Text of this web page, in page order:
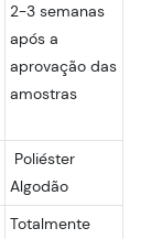
2-3 semanas
após a
aprovação das
amostras
Poliéster
Algodão
Totalmente